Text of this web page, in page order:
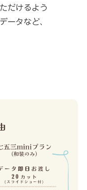
だけるよう
ータなど、